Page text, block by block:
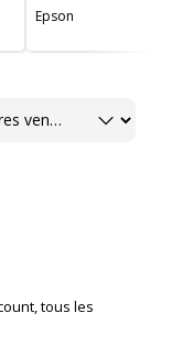
Epson
tous les